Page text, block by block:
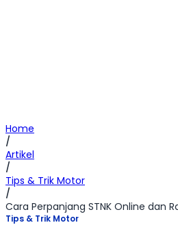
Home
/
Artikel
/
Tips & Trik Motor
/
Cara Perpanjang STNK Online dan
Tips & Trik Motor